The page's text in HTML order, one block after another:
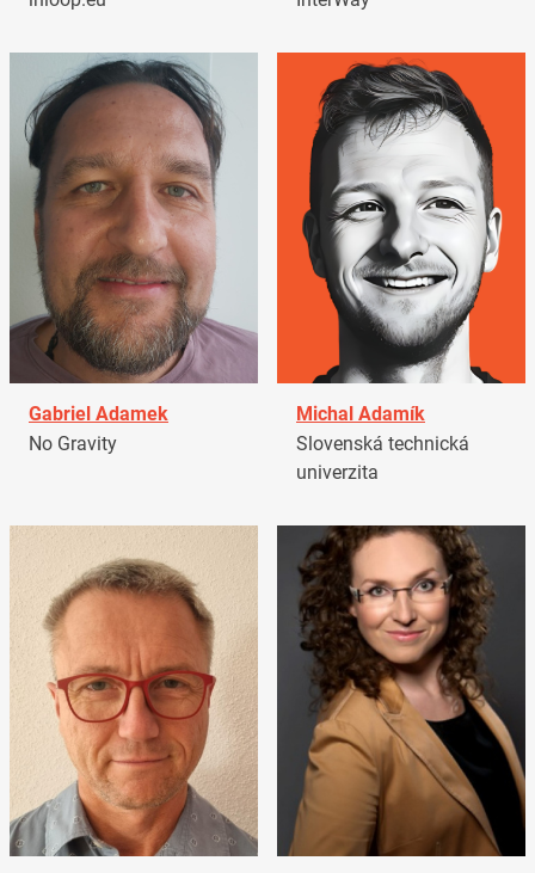
Gabriel Adamek
No Gravity
Michal Adamík
Slovenská technická
univerzita